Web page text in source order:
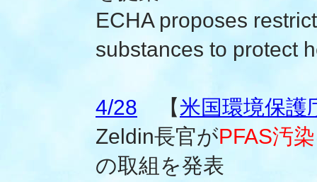
ECHA proposes
substances to protect
4/28 【米国環境保護
Zeldin長官がPFAS汚染
の取組を発表